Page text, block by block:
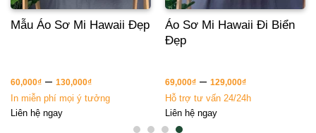
Áo Sơ Mi Hawaii Đi Biển
Đẹp
69,000₫– 129,000₫
Hỗ trợ tư vấn 24/24h
Liên hệ ngay
Mẫu Áo Sơ Mi Hawaii Đẹp
60,000₫– 130,000₫
In miễn phí mọi ý tưởng
Liên hệ ngay